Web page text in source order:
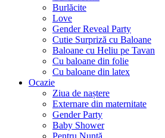
Burlăcite
Love
Gender Reveal Party
Cutie Surpriză cu Baloane
Baloane cu Heliu pe Tavan
Cu baloane din folie
Cu baloane din latex
Ocazie
Ziua de naștere
Externare din maternitate
Gender Party
Baby Shower
Pentru Nuntă